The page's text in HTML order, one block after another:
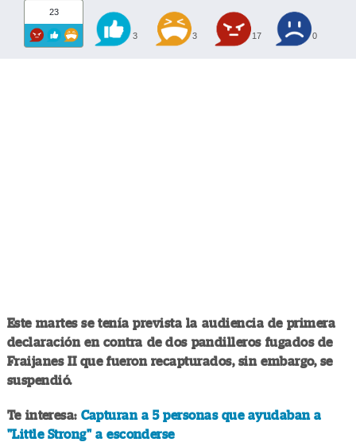
23
3 3 17 0
Este martes se tenía prevista la audiencia de primera
declaración en contra de dos pandilleros fugados de
Fraijanes II que fueron recapturados, sin embargo, se
suspendió.
Te interesa: Capturan a 5 personas que ayudaban a
"Little Strong" a esconderse